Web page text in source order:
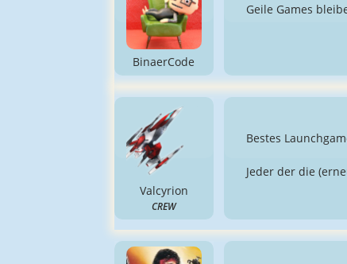
BinaerCode
Geile Games
Valcyrion
CREW
Bestes
Jeder der die